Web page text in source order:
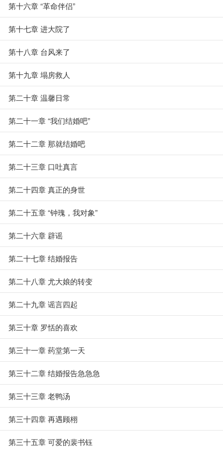
第十六章 “革命伴侣”
第十七章 进大院了
第十八章 台风来了
第十九章 塌房救人
第二十章 温馨日常
第二十一章 “我们结婚吧”
第二十二章 那就结婚吧
第二十三章 口吐真言
第二十四章 真正的身世
第二十五章 “钟瑰，我对象”
第二十六章 辟谣
第二十七章 结婚报告
第二十八章 尤大娘的转变
第二十九章 谣言四起
第三十章 罗恬的喜欢
第三十一章 药堂第一天
第三十二章 结婚报告急急急
第三十三章 老鸭汤
第三十四章 再遇顾栩
第三十五章 可爱的裴书钰